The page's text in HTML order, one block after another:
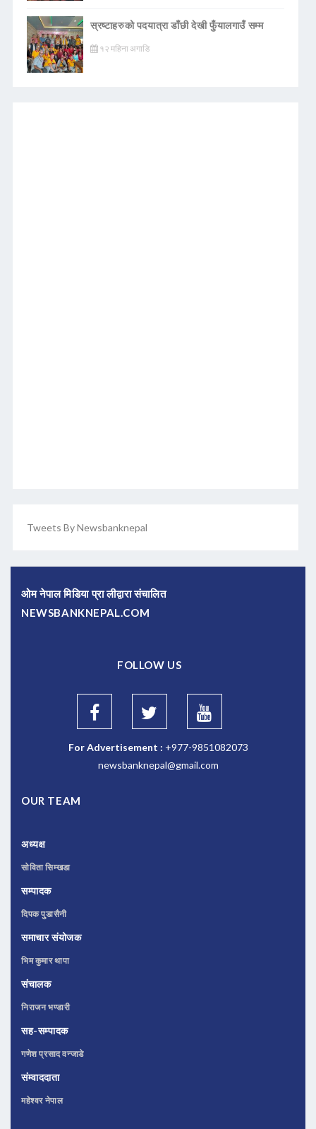
स्रष्टाहरुको पदयात्रा डाँछी देखी फुँयालगाउँ सम्म
१२ महिना अगाडि
Tweets By Newsbanknepal
ओम नेपाल मिडिया प्रा लीद्वारा संचालित
NEWSBANKNEPAL.COM
FOLLOW US
For Advertisement : +977-9851082073
newsbanknepal@gmail.com
OUR TEAM
अध्यक्ष
सोविता सिम्खडा
सम्पादक
दिपक पुडासैनी
समाचार संयोजक
भिम कुमार थापा
संचालक
निराजन भण्डारी
सह-सम्पादक
गणेश प्रसाद वन्जाडे
संम्वाददाता
महेश्वर नेपाल